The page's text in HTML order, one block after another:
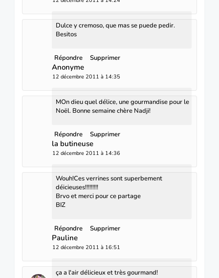
Dulce y cremoso, que mas se puede pedir.
Besitos
Répondre Supprimer
Anonyme
12 décembre 2011 à 14:35
MOn dieu quel délice, une gourmandise pour le
Noël. Bonne semaine chère Nadji!
Répondre Supprimer
la butineuse
12 décembre 2011 à 14:36
Wouh!Ces verrines sont superbement
déicieuses!!!!!!!!!
Brvo et merci pour ce partage
BIZ
Répondre Supprimer
Pauline
12 décembre 2011 à 16:51
ça a l'air délicieux et très gourmand!